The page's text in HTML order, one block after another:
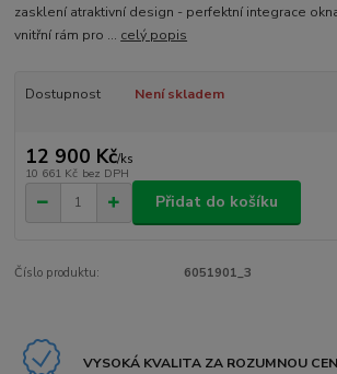
zasklení atraktivní design - perfektní integrace
vnitřní rám pro ... celý popis
Dostupnost Není skladem
12 900 Kč/ks
10 661 Kč bez DPH
Přidat do košíku
Číslo produktu: 6051901_3
VYSOKÁ KVALITA ZA ROZUMNOU